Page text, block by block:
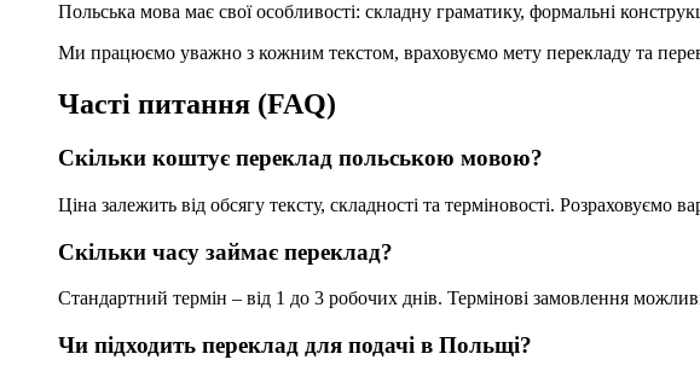
Польська мова має свої особливості: складну граматику, формальні
Ми працюємо уважно з кожним текстом, враховуємо мету перекладу та
Часті питання (FAQ)
Скільки коштує переклад польською мовою?
Ціна залежить від обсягу тексту, складності та терміновості. Розраховуємо
Скільки часу займає переклад?
Стандартний термін – від 1 до 3 робочих днів. Термінові замовлення
Чи підходить переклад для подачі в Польщі?